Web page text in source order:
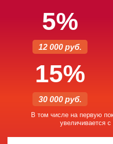
5%
12 000 руб.
15%
30 000 руб.
В том числе на первую
увеличивается